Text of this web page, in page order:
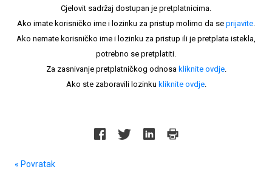
Cjelovit sadržaj dostupan je pretplatnicima.
Ako imate korisničko ime i lozinku za pristup molimo da se prijavite.
Ako nemate korisničko ime i lozinku za pristup ili je pretplata istekla,
potrebno se pretplatiti.
Za zasnivanje pretplatničkog odnosa kliknite ovdje.
Ako ste zaboravili lozinku kliknite ovdje.
« Povratak